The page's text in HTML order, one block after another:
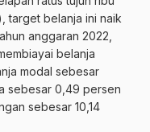
target belanja ini naik
anggaran 2022,
belanja
modal sebesar
sebesar 0,49 persen
sebesar 10,14